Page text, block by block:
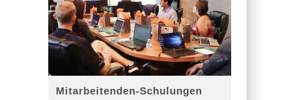
Mitarbeitenden-Schulungen